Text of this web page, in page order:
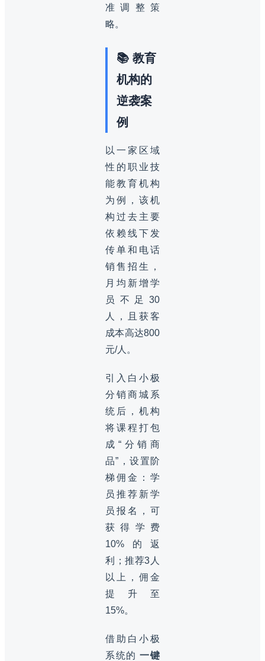
准调整策
略。
📚 教育
机构的
逆袭案
例
以一家区域
性的职业技
能教育机构
为例，该机
构过去主要
依赖线下发
传单和电话
销售招生，
月均新增学
员不足30
人，且获客
成本高达800
元/人。
引入白小极
分销商城系
统后，机构
将课程打包
成“分销商
品”，设置阶
梯佣金：学
员推荐新学
员报名，可
获得学费
10%的返
利；推荐3人
以上，佣金
提升至
15%。
借助白小极
系统的一键